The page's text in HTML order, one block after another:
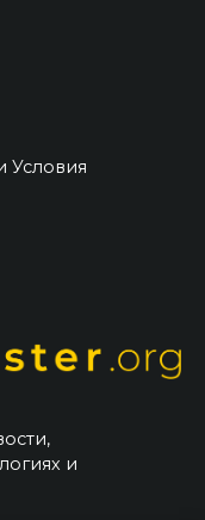
Условия
и